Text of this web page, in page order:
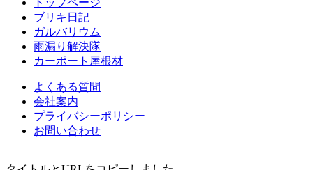
ブリキ日記
ガルバリウム
雨漏り解決隊
カーポート屋根材
よくある質問
会社案内
プライバシーポリシー
お問い合わせ